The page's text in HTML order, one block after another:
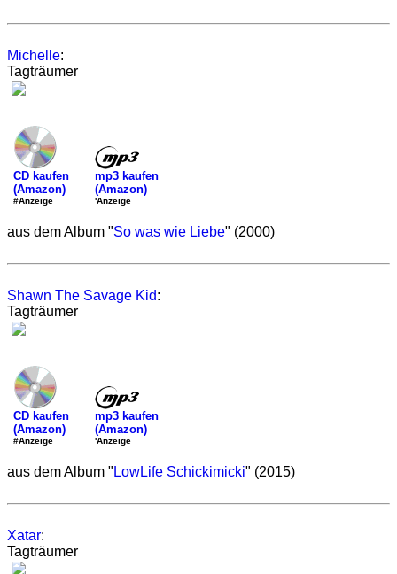
Michelle:
Tagträumer
CD kaufen
(Amazon)
#Anzeige
mp3 kaufen
(Amazon)
'Anzeige
aus dem Album "So was wie Liebe" (2000)
Shawn The Savage Kid:
Tagträumer
CD kaufen
(Amazon)
#Anzeige
mp3 kaufen
(Amazon)
'Anzeige
aus dem Album " LowLife Schickimicki" (2015)
Xatar:
Tagträumer